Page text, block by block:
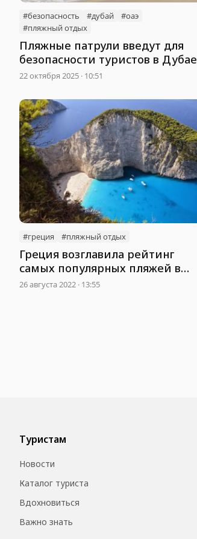
#безопасность #дубай
#оаэ
#пляжный отдыx
Пляжные патрули введут для
безопасности туристов в Дубае
22 октября 2025 · 10:51
#греция #пляжный отдыx
Греция возглавила рейтинг
самых популярных пляжей в
Европе
26 августа 2022 · 13:55
Туристам
Новости
Каталог туриста
Вдохновиться
Важно знать